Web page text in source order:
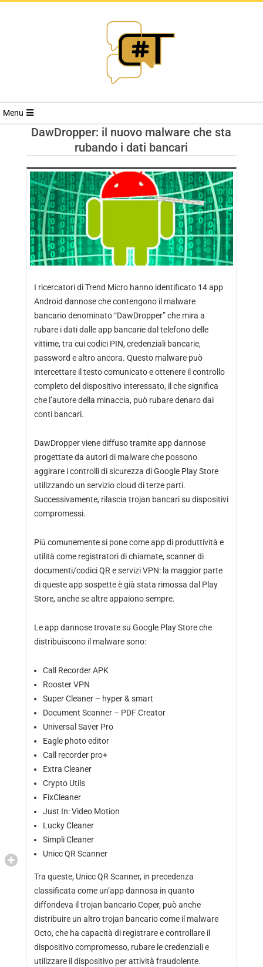
RIVISTA
TRENDS
Menu
DawDropper: il nuovo malware che sta
rubando i dati bancari
I ricercatori di Trend Micro hanno identificato 14 app
Android dannose che contengono il malware
bancario denominato “DawDropper” che mira a
rubare i dati dalle app bancarie dal telefono delle
vittime, tra cui codici PIN, credenziali bancarie,
password e altro ancora. Questo malware può
intercettare il testo comunicato e ottenere il controllo
completo del dispositivo interessato, il che significa
che l’autore della minaccia, può rubare denaro dai
conti bancari.
DawDropper viene diffuso tramite app dannose
progettate da autori di malware che possono
aggirare i controlli di sicurezza di Google Play Store
utilizzando un servizio cloud di terze parti.
Successivamente, rilascia trojan bancari su dispositivi
compromessi.
Più comunemente si pone come app di produttività e
utilità come registratori di chiamate, scanner di
documenti/codici QR e servizi VPN: la maggior parte
di queste app sospette è già stata rimossa dal Play
Store, anche se altre appaiono sempre.
Le app dannose trovate su Google Play Store che
distribuiscono il malware sono:
Call Recorder APK
Rooster VPN
Super Cleaner – hyper & smart
Document Scanner – PDF Creator
Universal Saver Pro
Eagle photo editor
Call recorder pro+
Extra Cleaner
Crypto Utils
FixCleaner
Just In: Video Motion
Lucky Cleaner
Simpli Cleaner
Unicc QR Scanner
Tra queste, Unicc QR Scanner, in precedenza
classificata come un’app dannosa in quanto
diffondeva il trojan bancario Coper, può anche
distribuire un altro trojan bancario come il malware
Octo, che ha capacità di registrare e controllare il
dispositivo compromesso, rubare le credenziali e
utilizzare il dispositivo per attività fraudolente.